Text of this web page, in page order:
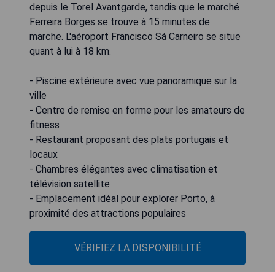
depuis le Torel Avantgarde, tandis que le marché
Ferreira Borges se trouve à 15 minutes de
marche. L'aéroport Francisco Sá Carneiro se situe
quant à lui à 18 km.
- Piscine extérieure avec vue panoramique sur la
ville
- Centre de remise en forme pour les amateurs de
fitness
- Restaurant proposant des plats portugais et
locaux
- Chambres élégantes avec climatisation et
télévision satellite
- Emplacement idéal pour explorer Porto, à
proximité des attractions populaires
VÉRIFIEZ LA DISPONIBILITÉ